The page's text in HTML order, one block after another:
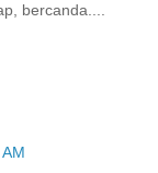
bercanda....